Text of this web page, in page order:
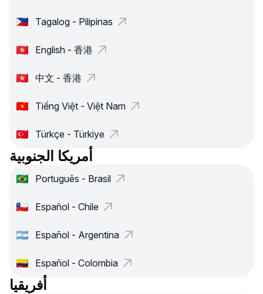
Tagalog - Pilipinas
English - 香港
中文 - 香港
Tiếng Việt - Việt Nam
Türkçe - Türkiye
أمريكا الجنوبية
Português - Brasil
Español - Chile
Español - Argentina
Español - Colombia
أفريقيا